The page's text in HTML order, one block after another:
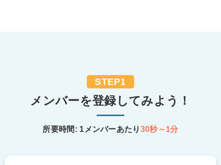
STEP1
メンバーを登録してみよう！
所要時間: 1メンバーあたり 30秒～1分